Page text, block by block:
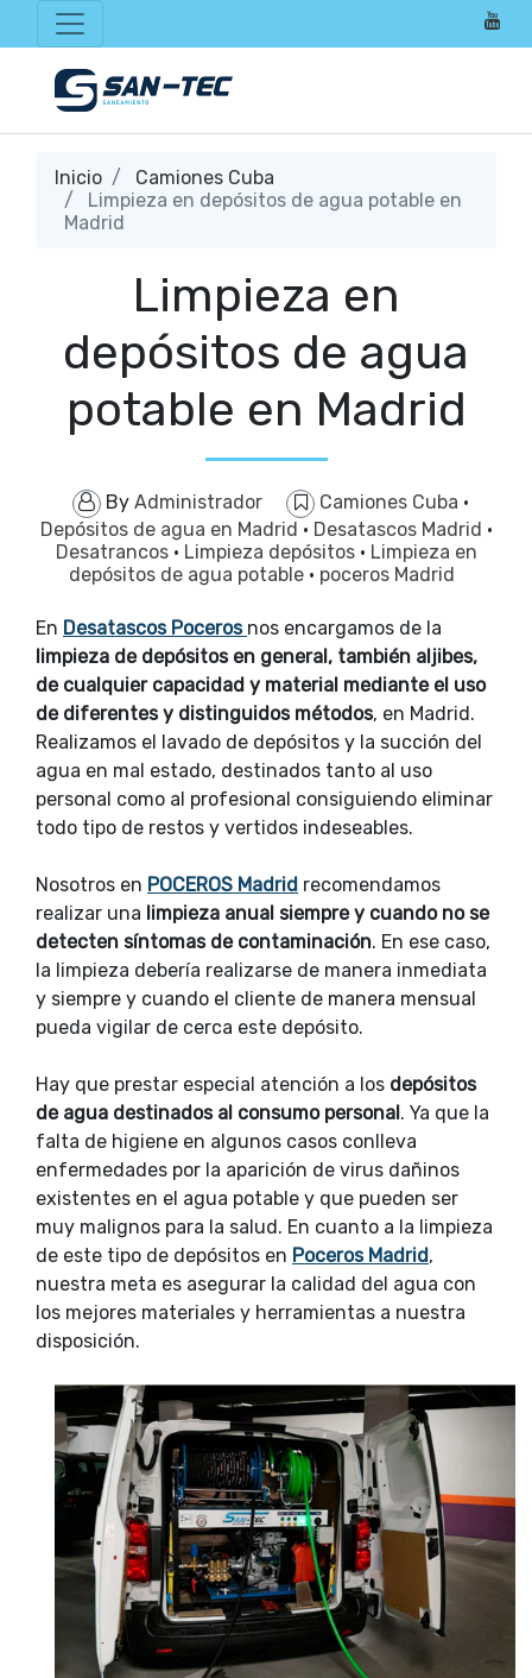
Inicio
Camiones Cuba
Limpieza en depósitos de agua potable en
Madrid
Limpieza en
depósitos de agua
potable en Madrid
By Administrador Camiones Cuba ·
Depósitos de agua en Madrid · Desatascos Madrid ·
Desatrancos · Limpieza depósitos · Limpieza en
depósitos de agua potable · poceros Madrid
En Desatascos Poceros nos encargamos de la
limpieza de depósitos en general, también aljibes,
de cualquier capacidad y material mediante el uso
de diferentes y distinguidos métodos, en Madrid.
Realizamos el lavado de depósitos y la succión del
agua en mal estado, destinados tanto al uso
personal como al profesional consiguiendo eliminar
todo tipo de restos y vertidos indeseables.
Nosotros en POCEROS Madrid recomendamos
realizar una limpieza anual siempre y cuando no se
detecten síntomas de contaminación. En ese caso,
la limpieza debería realizarse de manera inmediata
y siempre y cuando el cliente de manera mensual
pueda vigilar de cerca este depósito.
Hay que prestar especial atención a los depósitos
de agua destinados al consumo personal. Ya que la
falta de higiene en algunos casos conlleva
enfermedades por la aparición de virus dañinos
existentes en el agua potable y que pueden ser
muy malignos para la salud. En cuanto a la limpieza
de este tipo de depósitos en Poceros Madrid,
nuestra meta es asegurar la calidad del agua con
los mejores materiales y herramientas a nuestra
disposición.